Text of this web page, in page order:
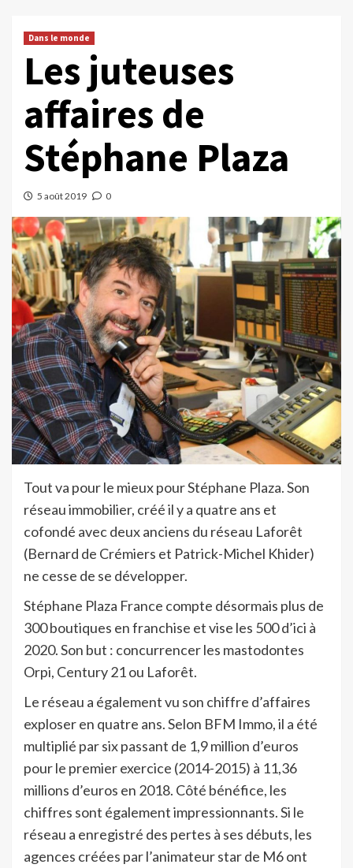
Dans le monde
Les juteuses
affaires de
Stéphane Plaza
5 août 2019 0
Tout va pour le mieux pour Stéphane Plaza. Son
réseau immobilier, créé il y a quatre ans et
cofondé avec deux anciens du réseau Laforêt
(Bernard de Crémiers et Patrick-Michel Khider)
ne cesse de se développer.
Stéphane Plaza France compte désormais plus de
300 boutiques en franchise et vise les 500 d’ici à
2020. Son but : concurrencer les mastodontes
Orpi, Century 21 ou Laforêt.
Le réseau a également vu son chiffre d’affaires
exploser en quatre ans. Selon BFM Immo, il a été
multiplié par six passant de 1,9 million d’euros
pour le premier exercice (2014-2015) à 11,36
millions d’euros en 2018. Côté bénéfice, les
chiffres sont également impressionnants. Si le
réseau a enregistré des pertes à ses débuts, les
agences créées par l’animateur star de M6 ont